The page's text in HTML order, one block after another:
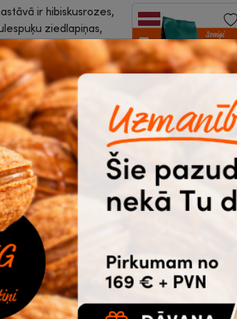
ir hibiskusrozes,
ziedlapiņas,
ekstravaganci un
Kafija, maltā,
Freschezza
Brasil, 500g
04-787
Ātrā piegāde
Pirkt